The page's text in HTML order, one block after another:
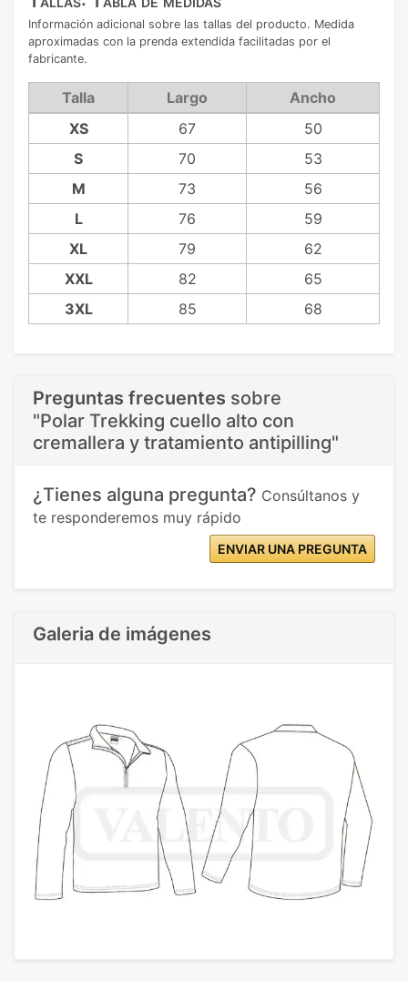
Información adicional sobre las tallas del producto. Medida
aproximadas con la prenda extendida facilitadas por el
fabricante.
Talla Largo
Ancho
XS
67
50
S
70
53
M
73
56
L
76
59
XL
79
62
XXL
82
65
3XL
85 68
Preguntas frecuentes sobre
"Polar Trekking cuello alto con
cremallera y tratamiento antipilling"
¿Tienes alguna pregunta? Consúltanos y
te responderemos muy rápido
ENVIAR UNA PREGUNTA
Galeria de imágenes